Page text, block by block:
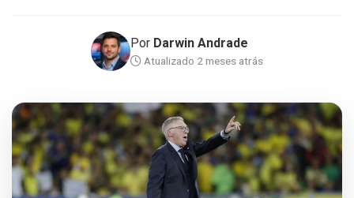
Por Darwin Andrade
Atualizado 2 meses atrás